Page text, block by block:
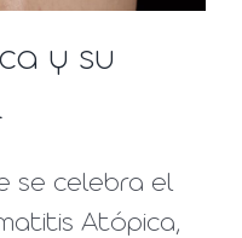
y su
se celebra el
Atópica,